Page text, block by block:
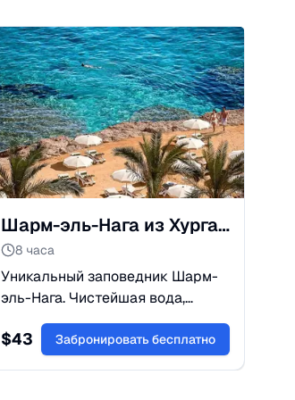
Шарм-эль-Нага из Хургады: Заповедник и снорклинг
8 часа
Уникальный заповедник Шарм-
эль-Нага. Чистейшая вода,
коралловые рифы прямо у
берега и отдых на пляже.
$43 Забронировать бесплатно